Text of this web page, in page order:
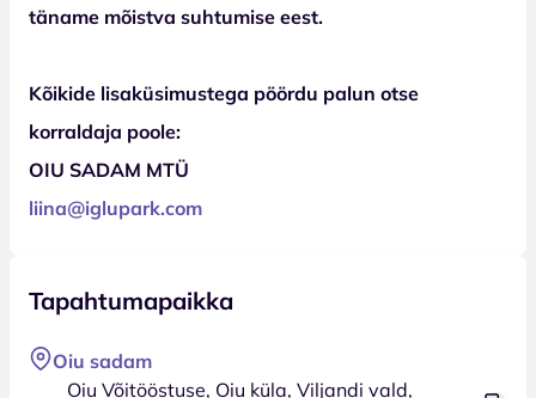
täname mõistva suhtumise eest.
Kõikide lisaküsimustega pöördu palun otse
korraldaja poole:
OIU SADAM MTÜ
liina@iglupark.com
Tapahtumapaikka
Oiu sadam
Oiu Võitööstuse, Oiu küla, Viljandi vald,